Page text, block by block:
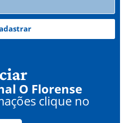
O Florense
clique no